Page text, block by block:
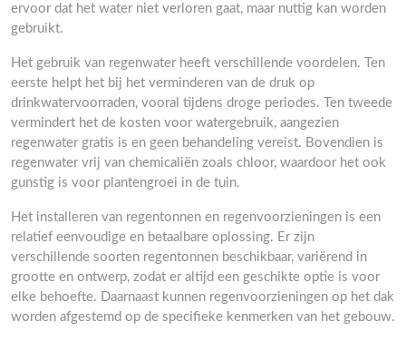
ervoor dat het water niet verloren gaat, maar nuttig kan worden
gebruikt.
Het gebruik van regenwater heeft verschillende voordelen. Ten
eerste helpt het bij het verminderen van de druk op
drinkwatervoorraden, vooral tijdens droge periodes. Ten tweede
vermindert het de kosten voor watergebruik, aangezien
regenwater gratis is en geen behandeling vereist. Bovendien is
regenwater vrij van chemicaliën zoals chloor, waardoor het ook
gunstig is voor plantengroei in de tuin.
Het installeren van regentonnen en regenvoorzieningen is een
relatief eenvoudige en betaalbare oplossing. Er zijn
verschillende soorten regentonnen beschikbaar, variërend in
grootte en ontwerp, zodat er altijd een geschikte optie is voor
elke behoefte. Daarnaast kunnen regenvoorzieningen op het dak
worden afgestemd op de specifieke kenmerken van het gebouw.